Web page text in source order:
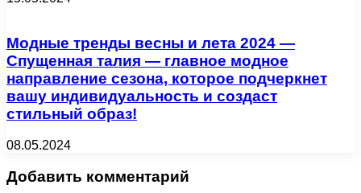
Модные тренды весны и лета 2024 —
Спущенная талия — главное модное
направление сезона, которое подчеркнет
вашу индивидуальность и создаст
стильный образ!
08.05.2024
Добавить комментарий